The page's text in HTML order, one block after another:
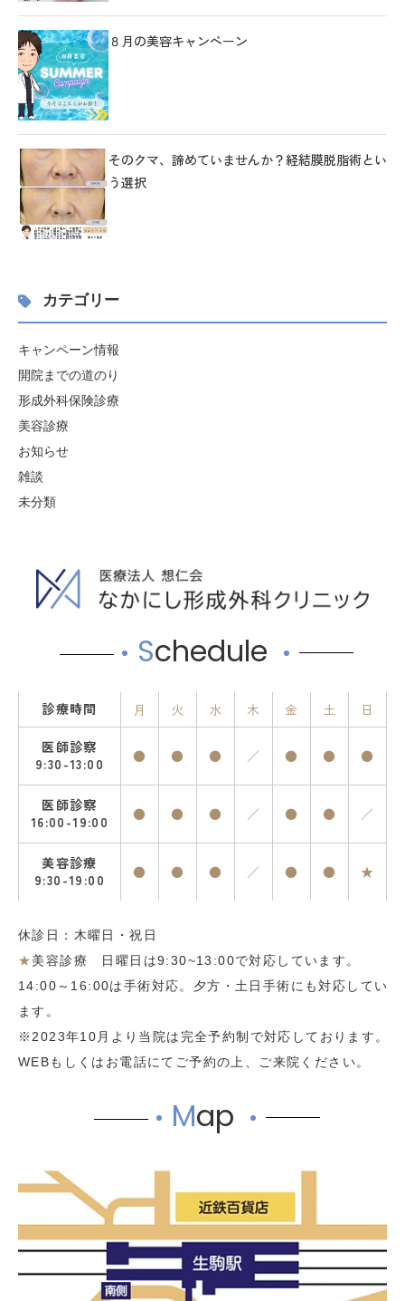
８月の美容キャンペーン
そのクマ、諦めていませんか？経結膜脱脂術とい
う選択
カテゴリー
キャンペーン情報
開院までの道のり
形成外科保険診療
美容診療
お知らせ
雑談
未分類
Schedule
診療時間 月 火 水 木 金 土 日
医師診察
9:30-13:00
● ● ● ／ ● ● ●
医師診察
16:00-19:00
● ● ● ／ ● ● ／
美容診療
9:30-19:00
● ● ● ／ ● ● ★
休診日：木曜日・祝日
★美容診療 日曜日は9:30~13:00で対応しています。
14:00～16:00は手術対応。夕方・土日手術にも対応してい
ます。
※2023年10月より当院は完全予約制で対応しております。
WEBもしくはお電話にてご予約の上、ご来院ください。
Map